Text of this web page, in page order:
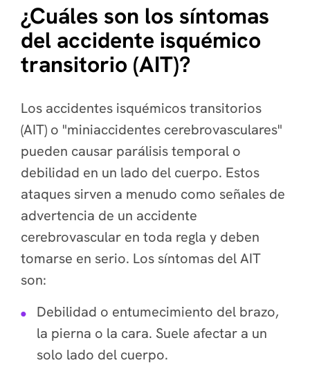
¿Cuáles son los síntomas
del accidente isquémico
transitorio (AIT)?
Los accidentes isquémicos transitorios
(AIT) o "miniaccidentes cerebrovasculares"
pueden causar parálisis temporal o
debilidad en un lado del cuerpo. Estos
ataques sirven a menudo como señales de
advertencia de un accidente
cerebrovascular en toda regla y deben
tomarse en serio. Los síntomas del AIT
son:
Debilidad o entumecimiento del brazo,
la pierna o la cara. Suele afectar a un
solo lado del cuerpo.